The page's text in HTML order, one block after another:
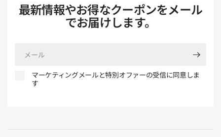
最新情報やお得なクーポンをメール
でお届けします。
マーケティングメールと特別オファーの受信に同意しま
す